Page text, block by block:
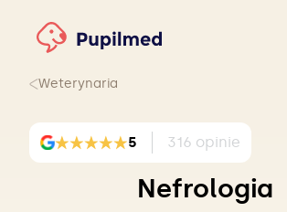
Weterynaria
5 316 opinie
Nefrologia